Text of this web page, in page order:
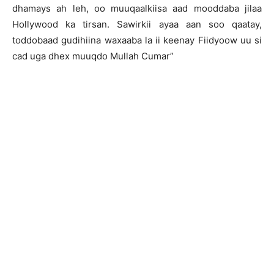
dhamays ah leh, oo muuqaalkiisa aad mooddaba jilaa
Hollywood ka tirsan. Sawirkii ayaa aan soo qaatay,
toddobaad gudihiina waxaaba la ii keenay Fiidyoow uu si
cad uga dhex muuqdo Mullah Cumar”